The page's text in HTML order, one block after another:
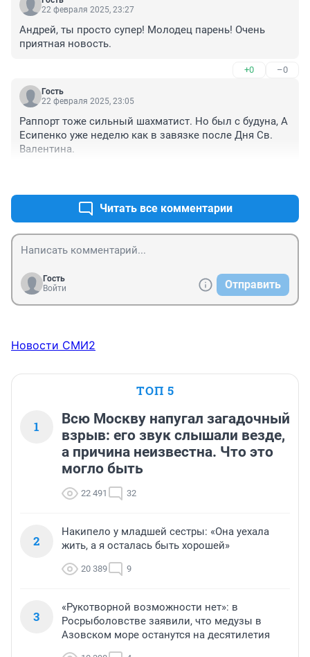
22 февраля 2025, 23:27
Андрей, ты просто супер! Молодец парень! Очень
приятная новость.
+0 –0
Гость
22 февраля 2025, 23:05
Раппорт тоже сильный шахматист. Но был с будуна, А
Есипенко уже неделю как в завязке после Дня Св.
Валентина.
Читать все комментарии
Гость
Войти
Отправить
Новости СМИ2
ТОП 5
1
Всю Москву напугал загадочный
взрыв: его звук слышали везде,
а причина неизвестна. Что это
могло быть
22 491 32
2
Накипело у младшей сестры: «Она уехала
жить, а я осталась быть хорошей»
20 389 9
3
«Рукотворной возможности нет»: в
Росрыболовстве заявили, что медузы в
Азовском море останутся на десятилетия